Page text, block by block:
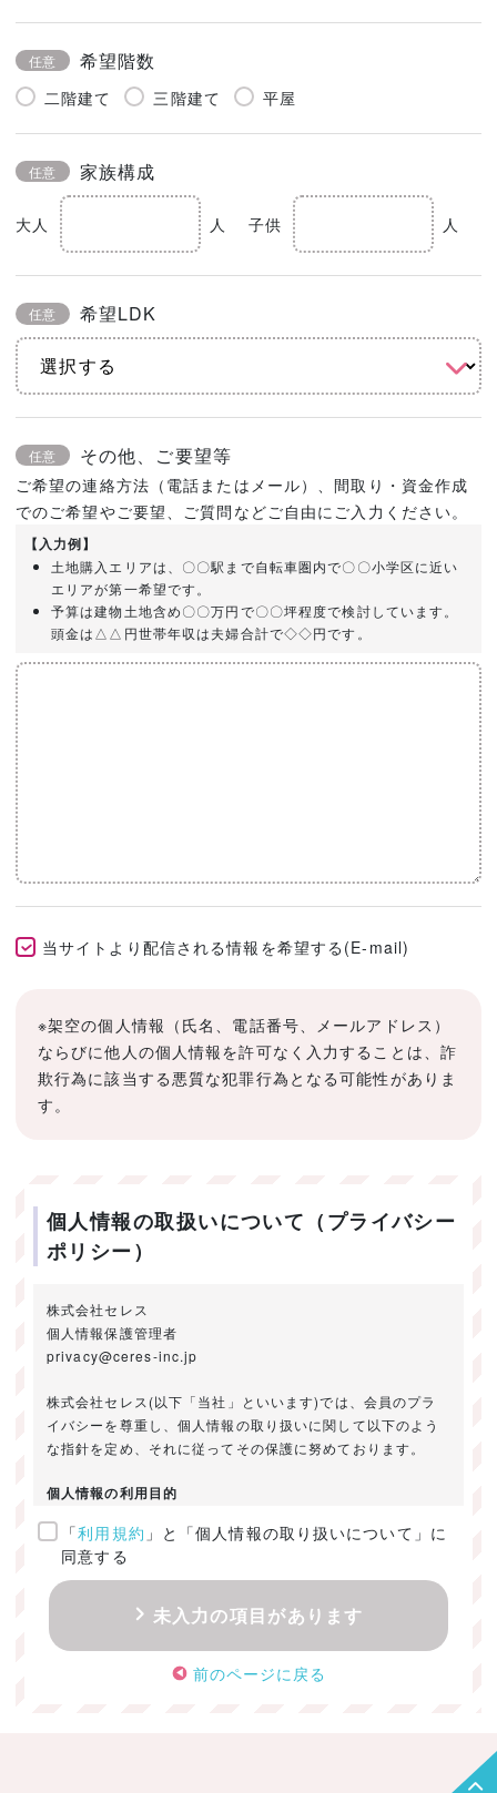
任意 希望階数
二階建て 三階建て 平屋
任意 家族構成
大人 人 子供 人
任意 希望LDK
任意 その他、ご要望等
ご希望の連絡方法（電話またはメール）、間取り・資金作成
でのご希望やご要望、ご質問などご自由にご入力ください。
【入力例】
土地購入エリアは、〇〇駅まで自転車圏内で〇〇小学区に近い
エリアが第一希望です。
予算は建物土地含め〇〇万円で〇〇坪程度で検討しています。
頭金は△△円世帯年収は夫婦合計で◇◇円です。
当サイトより配信される情報を希望する(E-mail)
※架空の個人情報（氏名、電話番号、メールアドレス）
ならびに他人の個人情報を許可なく入力することは、詐
欺行為に該当する悪質な犯罪行為となる可能性がありま
す。
個人情報の取扱いについて（プライバシー
ポリシー）
株式会社セレス
個人情報保護管理者
privacy@ceres-inc.jp
株式会社セレス(以下「当社」といいます)では、会員のプラ
イバシーを尊重し、個人情報の取り扱いに関して以下のよう
な指針を定め、それに従ってその保護に努めております。
個人情報の利用目的
ご提供いただきました個人情報は、以下のためにのみ利用い
たします。
・お問い合わせに対する回答及び資料送付のご連絡
・当社のお客様向けサービスの提供
・本人確認
・サービスの開発・改善のための分析
「利用規約 」と「個人情報の取り扱いについて」に
同意する
未入力の項目があります
前のページに戻る